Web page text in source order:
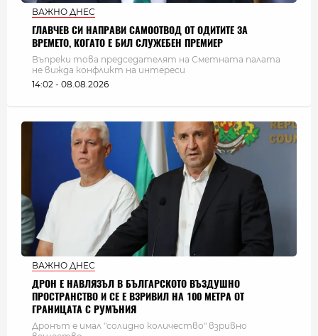
ВАЖНО ДНЕС
ГЛАВЧЕВ СИ НАПРАВИ САМООТВОД ОТ ОДИТИТЕ ЗА
ВРЕМЕТО, КОГАТО Е БИЛ СЛУЖЕБЕН ПРЕМИЕР
Въпреки това председателят на Сметната палата
не вижда конфликт на интереси
14:02 - 08.08.2026
ВАЖНО ДНЕС
ДРОН Е НАВЛЯЗЪЛ В БЪЛГАРСКОТО ВЪЗДУШНО
ПРОСТРАНСТВО И СЕ Е ВЗРИВИЛ НА 100 МЕТРА ОТ
ГРАНИЦАТА С РУМЪНИЯ
Дронът е имал "солидно количество" взривно